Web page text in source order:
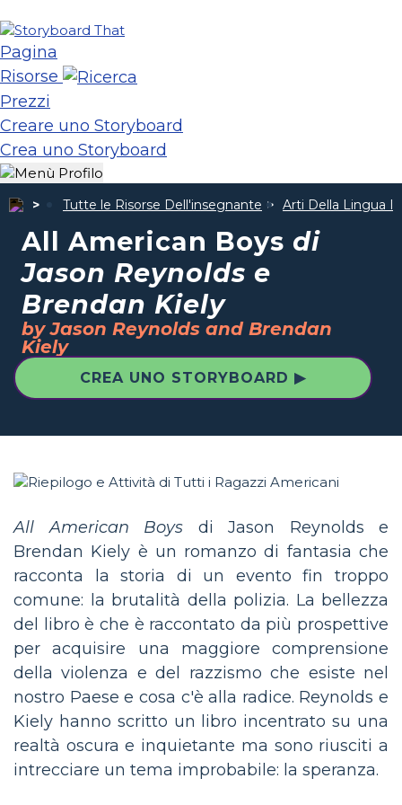
Pagina
Risorse
Prezzi
Creare uno Storyboard
Crea uno Storyboard
Tutte le Risorse Dell'insegnante Arti Della Lingua
All American Boys di
Jason Reynolds e
Brendan Kiely
by Jason Reynolds and Brendan
Kiely
CREA UNO STORYBOARD ▶
All American Boys di Jason Reynolds e
Brendan Kiely è un romanzo di fantasia che
racconta la storia di un evento fin troppo
comune: la brutalità della polizia. La bellezza
del libro è che è raccontato da più prospettive
per acquisire una maggiore comprensione
della violenza e del razzismo che esiste nel
nostro Paese e cosa c'è alla radice. Reynolds e
Kiely hanno scritto un libro incentrato su una
realtà oscura e inquietante ma sono riusciti a
intrecciare un tema improbabile: la speranza.